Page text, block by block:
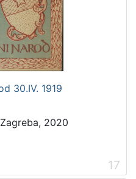
30.IV. 1919
2020
17